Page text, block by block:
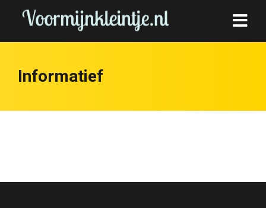
Informatief